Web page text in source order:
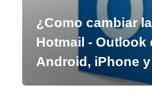
¿Como cambiar
Hotmail - Outlook
Android, iPhone y